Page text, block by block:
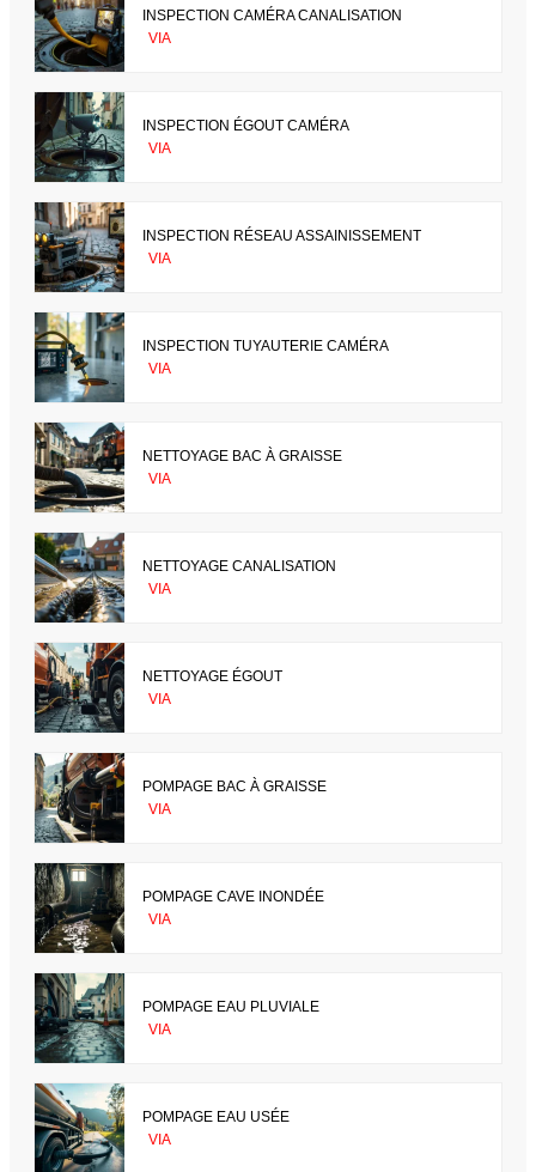
INSPECTION CAMÉRA CANALISATION
VIA
INSPECTION ÉGOUT CAMÉRA
VIA
INSPECTION RÉSEAU ASSAINISSEMENT
VIA
INSPECTION TUYAUTERIE CAMÉRA
VIA
NETTOYAGE BAC À GRAISSE
VIA
NETTOYAGE CANALISATION
VIA
NETTOYAGE ÉGOUT
VIA
POMPAGE BAC À GRAISSE
VIA
POMPAGE CAVE INONDÉE
VIA
POMPAGE EAU PLUVIALE
VIA
POMPAGE EAU USÉE
VIA